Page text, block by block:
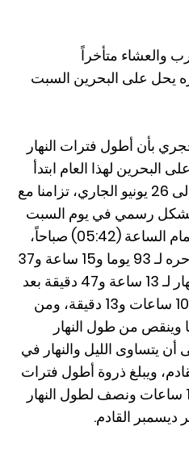
والعشاء متأخراً
يحل على البحرين السبت
بأن أطول فترات النهار
لهذا العام ابتدأ
من يوم غدا الاثنين 16 يونيو إلى 26 يونيو الجاري، تزامنا مع
رسمي في يوم السبت
القادم 21 يونيو الجاري في تمام الساعة (05:42) صباحاً،
ليحل على البحرين بطوله وحره لـ 93 يوما و15 ساعة و37
دقيقة، ليكون ذروة طول النهار لـ 13 ساعة و47 دقيقة بعد
تعديه على طول فترة الليل 10 ساعات و13 دقيقة، ومن
وينقص من طول النهار
أن يتساوى الليل والنهار في
ويبلغ ذروة أطول فترات
الليل لـ 13 ساعة ونصف و10 ساعات ونصف لطول النهار